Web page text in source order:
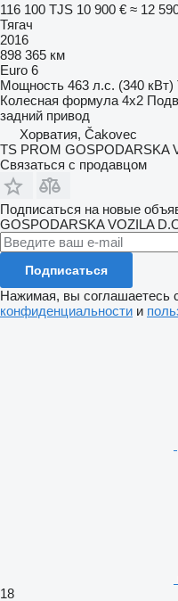
116 100 TJS 10 900 € ≈ 12
Тягач
2016
898 365 км
Euro 6
Мощность 463 л.с. (340 кВт)
Колесная формула 4x2
задний привод
Хорватия, Čakovec
TS PROM GOSPODARSKA
Связаться с продавцом
Подписаться на новые
GOSPODARSKA VOZILA
Подписаться
Нажимая, вы соглашаетесь
конфиденциальности и
18